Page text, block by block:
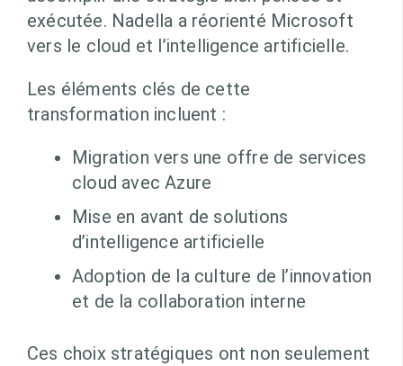
exécutée. Nadella a réorienté Microsoft
vers le cloud et l’intelligence artificielle.
Les éléments clés de cette
transformation incluent :
Migration vers une offre de services
cloud avec Azure
Mise en avant de solutions
d’intelligence artificielle
Adoption de la culture de l’innovation
et de la collaboration interne
Ces choix stratégiques ont non seulement